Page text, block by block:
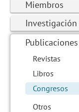
Miembros
Investigación
Publicaciones
Revistas
Libros
Congresos
Otros